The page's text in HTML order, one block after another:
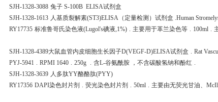
SJH-1328-3088 兔子 S-100B ELISA试剂盒
SJH-1328-1613 人基质裂解素(ST3)ELISA（定量检测）试剂盒 .Human
RY17735 标准鲁哥氏染色液(Lugol's碘液,1%) . 主要用于革兰染色等 . 100ml .
SJH-1328-4389大鼠血管内皮细胞生长因子D(VEGF-D)ELISA试剂盒 . Rat
PYJ-5941 . RPMI 1640 . 250g . 含L-谷氨酰胺 ，不含碳酸氢钠和酚红 .
SJH-1328-3639 人多肽YY酪酪肽(PYY)
RY17356 DAPI染色封片剂 . 荧光染色封片剂 . 50ml . 主要由无荧光甘油、